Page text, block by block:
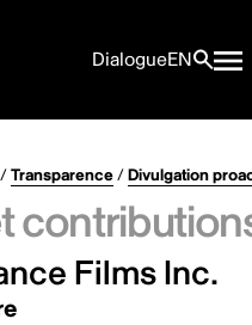
DialogueEN
Transparence/Divulgation
Films Inc.